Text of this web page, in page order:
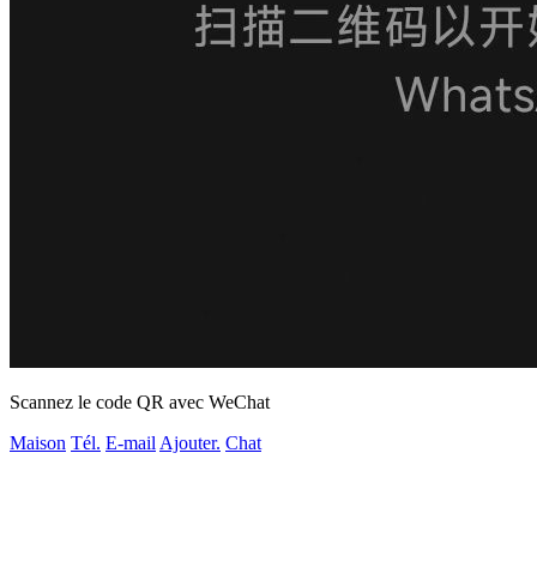
Scannez le code QR avec WeChat
Maison Tél. E-mail Ajouter. Chat